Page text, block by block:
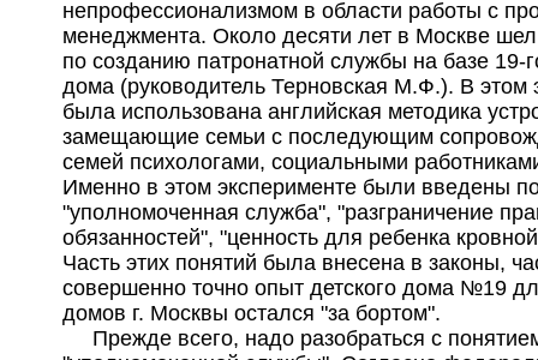
непрофессионализмом в области работы с
менеджмента. Около десяти лет в Москве шел
по созданию патронатной службы на базе 19-
дома (руководитель Терновская М.Ф.). В этом
была использована английская методика
замещающие семьи с последующим
семей психологами, социальными
Именно в этом эксперименте были введены
"уполномоченная служба", "разграничение
обязанностей", "ценность для ребенка
Часть этих понятий была внесена в законы,
совершенно точно опыт детского дома №19
домов г. Москвы остался "за бортом".
Прежде всего, надо разобраться с